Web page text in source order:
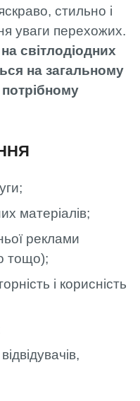
стильно і
уваги перехожих.
світлодіодних
на загальному
потрібному
матеріалів;
реклами
тощо);
і корисність